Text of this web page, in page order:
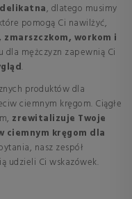
, dlatego musimy
pomogą Ci nawilżyć,
zmarszczkom, workom i
dla mężczyzn zapewnią Ci
.
produktów dla
ciemnym kręgom. Ciągłe
zrewitalizuje Twoje
ciemnym kręgom dla
nasz zespół
udzieli Ci wskazówek.